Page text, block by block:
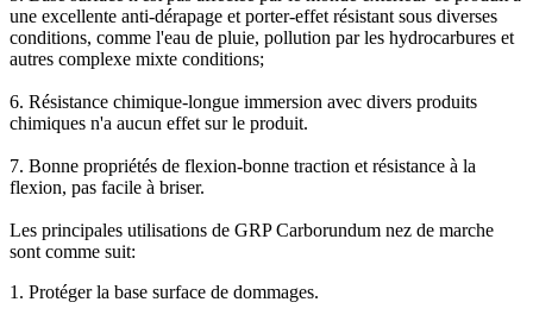
une excellente anti-dérapage et porter-effet résistant sous diverses
conditions, comme l'eau de pluie, pollution par les hydrocarbures et
autres complexe mixte conditions;
6. Résistance chimique-longue immersion avec divers produits
chimiques n'a aucun effet sur le produit.
7. Bonne propriétés de flexion-bonne traction et résistance à la
flexion, pas facile à briser.
Les principales utilisations de GRP Carborundum nez de marche
sont comme suit:
1. Protéger la base surface de dommages.